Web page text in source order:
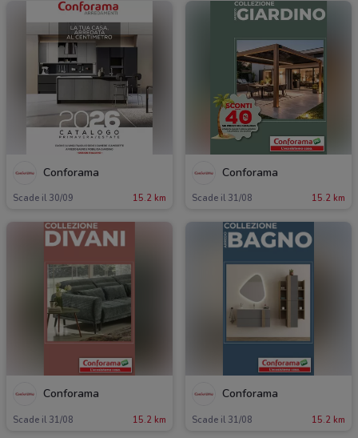
Conforama
Scade il 30/09 15.2 km
Conforama
Scade il 31/08 15.2 km
Conforama
Scade il 31/08 15.2 km
Conforama
Scade il 31/08 15.2 km